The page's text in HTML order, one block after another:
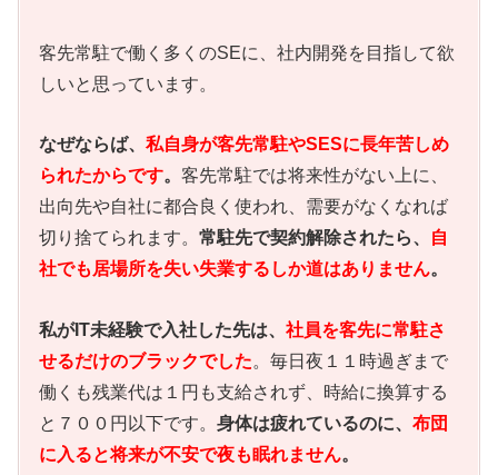
客先常駐で働く多くのSEに、社内開発を目指して欲
しいと思っています。
なぜならば、 私自身が客先常駐やSESに長年苦しめ
られたからです。 客先常駐では将来性がない上に、
出向先や自社に都合良く使われ、需要がなくなれば
切り捨てられます。 常駐先で契約解除されたら、
自
社でも居場所を失い失業するしか道はありません。
私がIT未経験で入社した先は、 社員を客先に常駐さ
せるだけのブラックでした 。毎日夜１１時過ぎまで
働くも残業代は１円も支給されず、時給に換算する
と７００円以下です。 身体は疲れているのに、 布団
に入ると将来が不安で夜も眠れません 。